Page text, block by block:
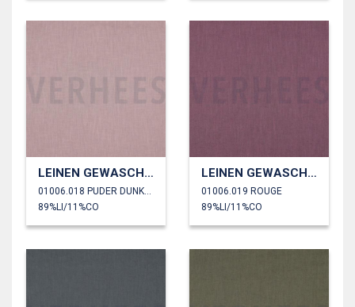
LEINEN GEWASCHEN 170 GM2
89%LI/11%CO
LEINEN GEWASCHEN 170 GM2
01006.019 ROUGE
89%LI/11%CO